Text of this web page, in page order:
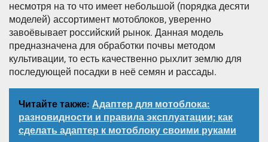
несмотря на то что имеет небольшой (порядка десяти
моделей) ассортимент мотоблоков, уверенно
завоёвывает российский рынок. Данная модель
предназначена для обработки почвы методом
культивации, то есть качественно рыхлит землю для
последующей посадки в неё семян и рассады.
Читайте также: Адаптер для мотоблока:
разновидности и правила эксплуатации; как
сделать адаптер к мотоблоку своими руками